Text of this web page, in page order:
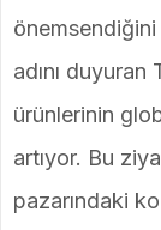
adını
ürünlerinin
artıyor. Bu
pazarındaki